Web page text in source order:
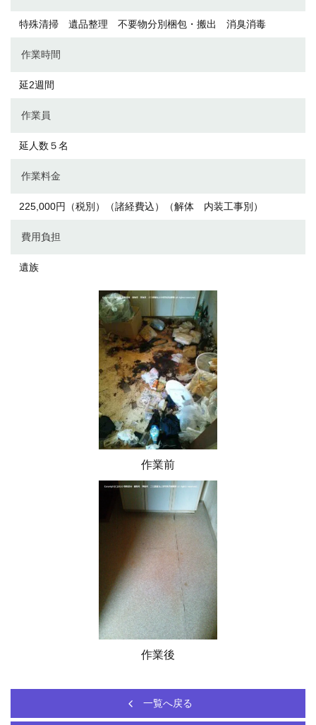
特殊清掃 遺品整理 不要物分別梱包・搬出 消臭消毒
作業時間
延2週間
作業員
延人数５名
作業料金
225,000円（税別）（諸経費込）（解体 内装工事別）
費用負担
遺族
作業前
作業後
一覧へ戻る